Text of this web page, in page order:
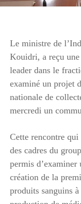
Le ministre de
Kouidri, a reçu une
leader dans le
examiné un projet
nationale de
mercredi un
Cette rencontre
des cadres du
permis
création de la
produits sanguins